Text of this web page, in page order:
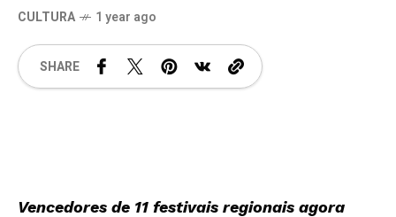
CULTURA 1 year ago
SHARE
Vencedores de 11 festivais regionais agora